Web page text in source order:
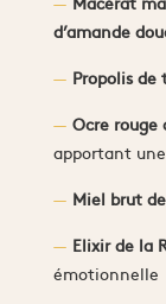
d’amande
Propolis de
Ocre rouge
apportant
Miel brut
Elixir de la
émotionnelle